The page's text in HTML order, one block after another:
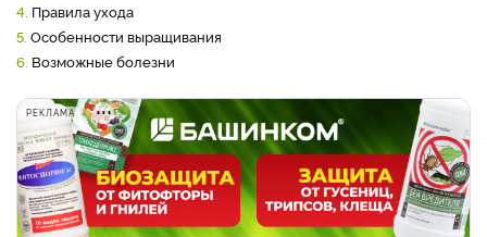
4. Правила ухода
5. Особенности выращивания
6. Возможные болезни
РЕКЛАМА